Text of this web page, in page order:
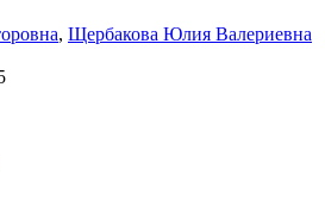
, Щербакова Юлия Валериевна